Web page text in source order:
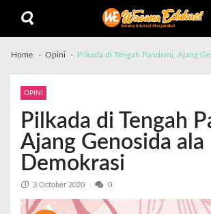
Home Opini Pilkada di Tengah Pandemi, Ajang
OPINI
Pilkada di Tengah
Ajang Genosida ala
Demokrasi
3 October 2020 0